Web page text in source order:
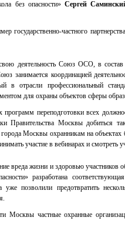
без опасности» Сергей
частного
деятельность Союз ОСО, в
занимается координацией
в отрасли профессиональный
для охраны объектов сферы
программ переподготовки всех
Правительства Москвы добиться
Москвы охранникам на
участие в вебинарах и смотреть
жизни и здоровью участников
разработана
позволили предотвратить
Москвы частные охранные